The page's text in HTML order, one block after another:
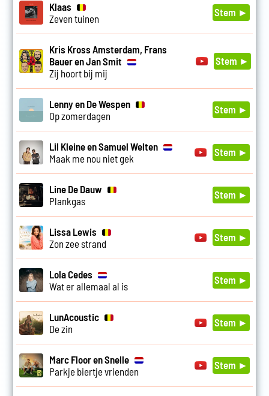
Klaas
Zeven tuinen
Stem ►
Kris Kross Amsterdam, Frans
Bauer en Jan Smit
Zij hoort bij mij
Stem ►
Lenny en De Wespen
Op zomerdagen
Stem ►
Lil Kleine en Samuel Welten
Maak me nou niet gek
Stem ►
Line De Dauw
Plankgas
Stem ►
Lissa Lewis
Zon zee strand
Stem ►
Lola Cedes
Wat er allemaal al is
Stem ►
LunAcoustic
De zin
Stem ►
Marc Floor en Snelle
Parkje biertje vrienden
Stem ►